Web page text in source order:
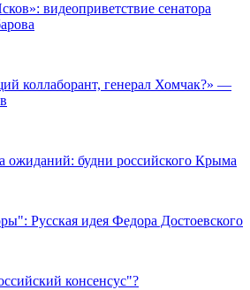
видеоприветствие сенатора
коллаборант, генерал Хомчак?» —
ожиданий: будни российского Крыма
Русская идея Федора Достоевского
консенсус"?